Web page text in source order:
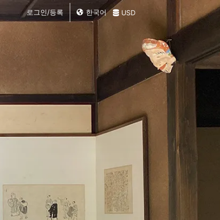
로그인/등록 한국어 USD